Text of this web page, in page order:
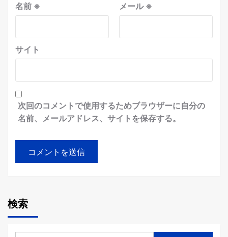
名前 ※ メール※
サイト
次回のコメントで使用するためブラウザーに自分の
名前、メールアドレス、サイトを保存する。
検索